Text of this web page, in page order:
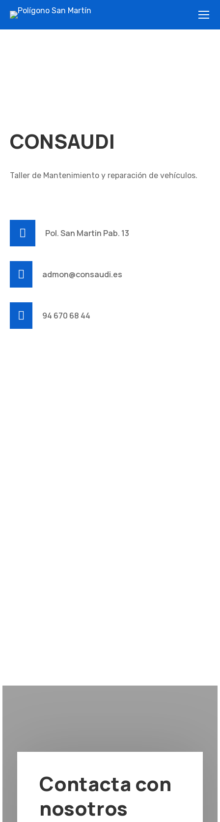
CONSAUDI
Taller de Mantenimiento y reparación de vehículos.
Pol. San Martin Pab. 13
admon@consaudi.es
94 670 68 44
Contacta con
nosotros